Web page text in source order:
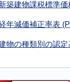
築建物課税標準
年減価補正率表
物の種類別の認